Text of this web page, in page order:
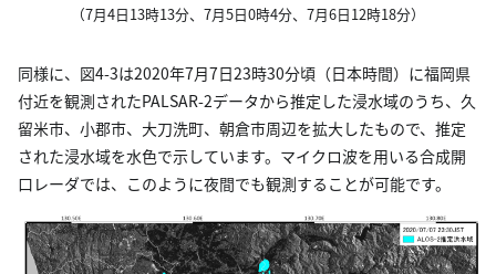
（7月4日13時13分、7月5日0時4分、7月6日12時18分）
同様に、図4-3は2020年7月7日23時30分頃（日本時間）に福岡県
付近を観測されたPALSAR-2データから推定した浸水域のうち、久
留米市、小郡市、大刀洗町、朝倉市周辺を拡大したもので、推定
された浸水域を水色で示しています。マイクロ波を用いる合成開
口レーダでは、このように夜間でも観測することが可能です。